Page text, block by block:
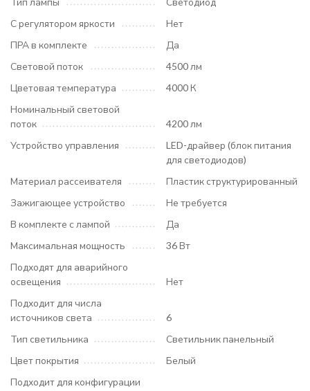
С регулятором яркости
Нет
ПРА в комплекте
Да
Световой поток
4500 лм
Цветовая температура
4000 К
Номинальный световой
поток
4200 лм
Устройство управления
LED-драйвер (блок питания
для светодиодов)
Материал рассеивателя
Пластик структурированный
Зажигающее устройство
Не требуется
В комплекте с лампой
Да
Максимальная мощность
36 Вт
Подходят для аварийного
освещения
Нет
Подходит для числа
источников света
6
Тип светильника
Светильник панельный
Цвет покрытия
Белый
Подходит для конфигурации